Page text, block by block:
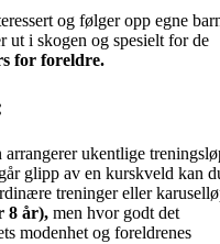
og følger opp egne
ut i skogen og spesielt for de
for foreldre.
ukentlige
glipp av en kurskveld kan
treninger eller
8 år), men hvor godt det
modenhet og foreldrenes